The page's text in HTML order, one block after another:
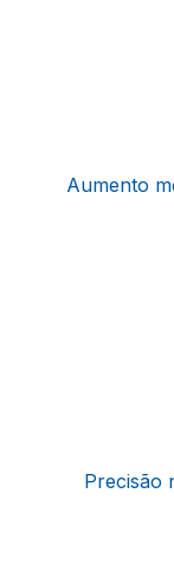
Aumento
Precisão